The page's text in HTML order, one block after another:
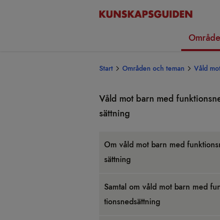
Start Områden och teman Våld
Våld mot barn med
sätt­ning
Om våld mot barn med
sätt­ning
Sam­tal om våld mot barn med
tionsned­sätt­ning